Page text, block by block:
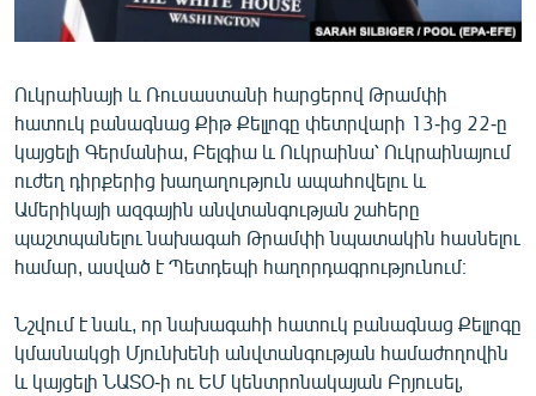
ՏՏ ԵՒ ԻՆՏԵՐՆԵՏ
ԱՐԽԻՎ
ՏԵՍԱՆՅՈՒԹԵՐ
ԲԱՆԱՎԵՃ
ՁԳՏԵԼՈՎ ԼԱՎԱԳՈՒՅՆԻՆ
ՓՈԴՔԱՍԹ
Հայերեն
English
Ուկրաինայի և Ռուսաստանի հարցերով Թրամփի
հատուկ բանագնաց Քիթ Քելլոգը փետրվարի 13-ից 22-ը
կայցելի Գերմանիա, Բելգիա և Ուկրաինա՝ Ուկրաինայում
ուժեղ դիրքերից խաղաղություն ապահովելու և
Ամերիկայի ազգային անվտանգության շահերը
պաշտպանելու նախագահ Թրամփի նպատակին հասնելու
համար, ասված է Պետդեպի հաղորդագրությունում։
Նշվում է նաև, որ նախագահի հատուկ բանագնաց Քելլոգը
կմասնակցի Մյունխենի անվտանգության համաժողովին
և կայցելի ՆԱՏՕ-ի ու ԵՄ կենտրոնակայան Բրյուսել,